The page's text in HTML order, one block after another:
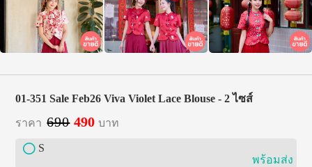
01-351 Sale Feb26 Viva Violet Lace Blouse - 2 ไซส์
ราคา 690 490บาท
S
พร้อมส่ง